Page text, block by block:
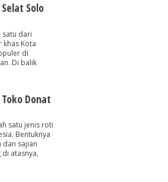
Solo
satu dari
khas Kota
di
Di balik
Donat
satu jenis roti
Bentuknya
dan sajian
atasnya,